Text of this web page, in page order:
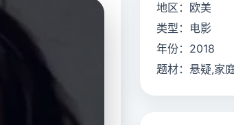
地区：欧美
类型：电影
年份：2018
题材：悬疑,家